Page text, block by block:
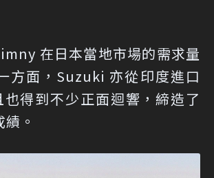
在日本當地市場的需求量
方面，Suzuki 亦從印度進口
得到不少正面迴響，締造了
績。